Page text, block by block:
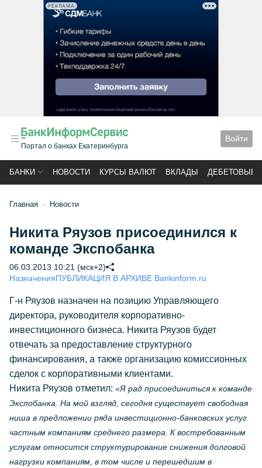
РЕКЛАМА
Портал о банках Екатеринбурга
Войти
БАНКИ НОВОСТИ КУРСЫ ВАЛЮТ ВКЛАДЫ ДЕБЕТОВЫЕ
Главная Новости
Никита Ряузов присоединился к
команде Экспобанка
06.03.2013 10:21 (мск+2)
НазначенияПУБЛИКАЦИЯ В АРХИВЕ Bankinform.ru
Г-н Ряузов назначен на позицию Управляющего
директора, руководителя корпоративно-
инвестиционного бизнеса. Никита Ряузов будет
отвечать за предоставление структурного
финансирования, а также организацию комиссионных
сделок с корпоративными клиентами.
Никита Ряузов отметил: «Я рад присоединиться к команде
Экспобанка. На мой взгляд, сегодня существует свободная
ниша в предложении ряда инвестиционно-банковских услуг
частным компаниям среднего размера. К востребованным
услугам относится структурирование снижения долговой
нагрузки компаниям, в том числе и перешедшим в